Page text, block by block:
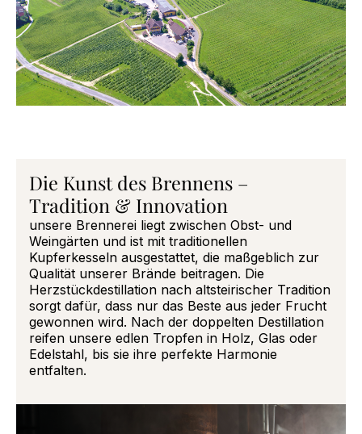
Die Kunst des Brennens –
Tradition & Innovation
unsere Brennerei liegt zwischen Obst- und
Weingärten und ist mit traditionellen
Kupferkesseln ausgestattet, die maßgeblich zur
Qualität unserer Brände beitragen. Die
Herzstückdestillation nach altsteirischer Tradition
sorgt dafür, dass nur das Beste aus jeder Frucht
gewonnen wird. Nach der doppelten Destillation
reifen unsere edlen Tropfen in Holz, Glas oder
Edelstahl, bis sie ihre perfekte Harmonie
entfalten.